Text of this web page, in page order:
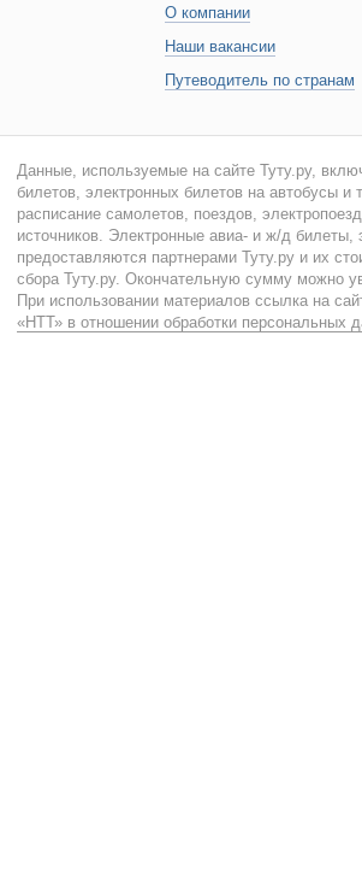
О компании
Наши вакансии
Путеводитель по странам
Данные, используемые на сайте Туту.ру,
билетов, электронных билетов на автобусы и
расписание самолетов, поездов,
источников. Электронные авиа- и ж/д билеты,
предоставляются партнерами Туту.ру и их
сбора Туту.ру. Окончательную сумму можно
При использовании материалов ссылка на
«НТТ» в отношении обработки персональных